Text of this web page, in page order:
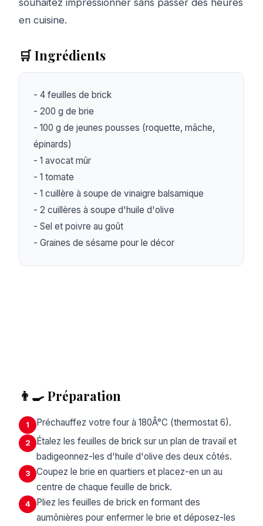
souhaitez impressionner sans passer des heures
en cuisine.
🛒 Ingrédients
- 4 feuilles de brick
- 200 g de brie
- 100 g de jeunes pousses (roquette, mâche,
épinards)
- 1 avocat mûr
- 1 tomate
- 1 cuillère à soupe de vinaigre balsamique
- 2 cuillères à soupe d'huile d'olive
- Sel et poivre au goût
- Graines de sésame pour le décor
👨‍🍳 Préparation
1 Préchauffez votre four à 180Â°C (thermostat 6).
2
Étalez les feuilles de brick sur un plan de travail et
badigeonnez-les d'huile d'olive des deux côtés.
3
Coupez le brie en quartiers et placez-en un au
centre de chaque feuille de brick.
4
Pliez les feuilles de brick en formant des
aumônières pour enfermer le brie et déposez-les